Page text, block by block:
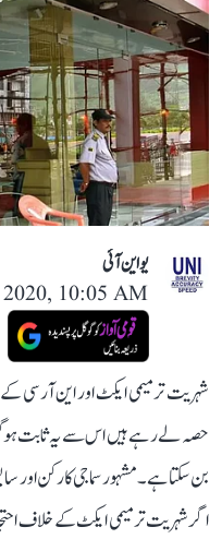
یو این آئی
10:05 AM
شہریت ترمیمی ایکٹ اور این آر سی
حصہ لے ر ہے ہیں اس سے یہ ثابت
بن سکتا ہے۔ مشہور سماجی کارکن
اگر شہریت ترمیمی ایکٹ کے خلاف